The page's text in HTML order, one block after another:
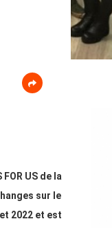
US de la
sur le
2022 et est